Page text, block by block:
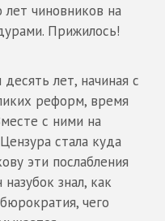
чиновников на
Прижилось!
лет, начиная с
реформ, время
с ними на
стала куда
эти послабления
знал, как
чего